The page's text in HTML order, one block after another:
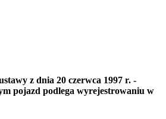
z dnia 20 czerwca 1997 r. -
pojazd podlega wyrejestrowaniu w